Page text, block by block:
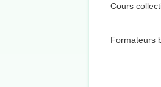
Cours
Formateurs